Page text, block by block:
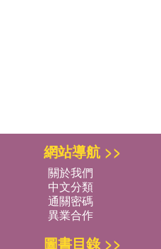
網站導航 >>
關於我們
中文分類
通關密碼
異業合作
圖書目錄 >>